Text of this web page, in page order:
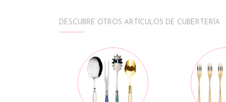
DESCUBRE OTROS ARTÍCULOS DE CUBERTERÍA